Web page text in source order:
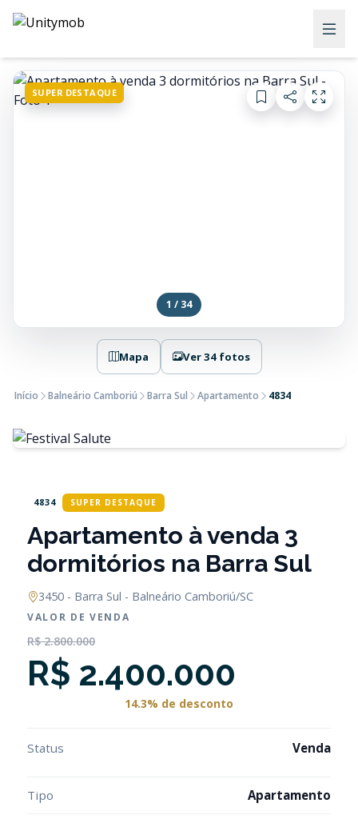
SUPER DESTAQUE
1 / 34
Mapa Ver 34 fotos
Início Balneário Camboriú Barra Sul Apartamento 4834
4834 SUPER DESTAQUE
Apartamento à venda 3
dormitórios na Barra Sul
3450 - Barra Sul - Balneário Camboriú/SC
VALOR DE VENDA
R$ 2.800.000
R$ 2.400.000
14.3% de desconto
Status Venda
Tipo Apartamento